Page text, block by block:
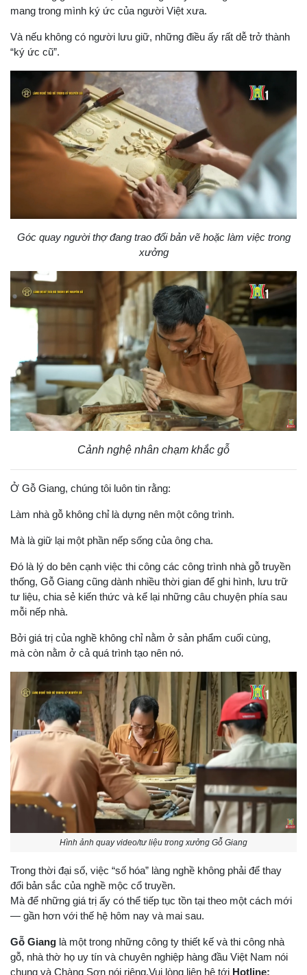
mang trong mình ký ức của người Việt xưa.
Và nếu không có người lưu giữ, những điều ấy rất dễ trở thành
“ký ức cũ”.
Góc quay người thợ đang trao đổi bản vẽ hoặc làm việc trong
xưởng
Cảnh nghệ nhân chạm khắc gỗ
Ở Gỗ Giang, chúng tôi luôn tin rằng:
Làm nhà gỗ không chỉ là dựng nên một công trình.
Mà là giữ lại một phần nếp sống của ông cha.
Đó là lý do bên cạnh việc thi công các công trình nhà gỗ truyền
thống, Gỗ Giang cũng dành nhiều thời gian để ghi hình, lưu trữ
tư liệu, chia sẻ kiến thức và kể lại những câu chuyện phía sau
mỗi nếp nhà.
Bởi giá trị của nghề không chỉ nằm ở sản phẩm cuối cùng,
mà còn nằm ở cả quá trình tạo nên nó.
Hình ảnh quay video/tư liệu trong xưởng Gỗ Giang
Trong thời đại số, việc “số hóa” làng nghề không phải để thay
đổi bản sắc của nghề mộc cổ truyền.
Mà để những giá trị ấy có thể tiếp tục tồn tại theo một cách mới
— gần hơn với thế hệ hôm nay và mai sau.
Gỗ Giang là một trong những công ty thiết kế và thi công nhà
gỗ, nhà thờ họ uy tín và chuyên nghiệp hàng đầu Việt Nam nói
chung và Chàng Sơn nói riêng.Vui lòng liên hệ tới Hotline: